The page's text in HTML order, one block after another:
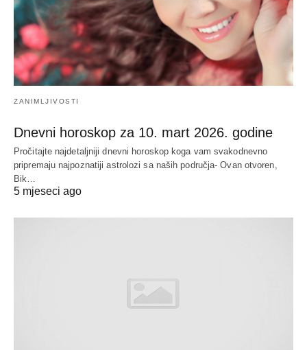
ZANIMLJIVOSTI
Dnevni horoskop za 10. mart 2026. godine
Pročitajte najdetaljniji dnevni horoskop koga vam svakodnevno
pripremaju najpoznatiji astrolozi sa naših područja- Ovan otvoren,
Bik…
5 mjeseci ago